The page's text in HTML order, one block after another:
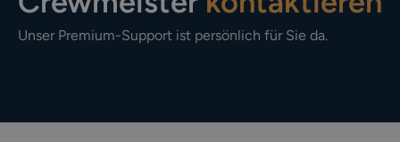
Unser Premium-Support ist persönlich für Sie da.